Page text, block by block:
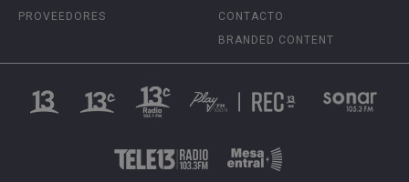
PROVEEDORES
CONTACTO
BRANDED CONTENT